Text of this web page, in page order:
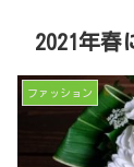
2021年春
ファッション